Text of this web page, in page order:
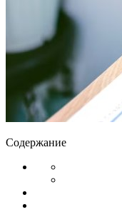
Содержание